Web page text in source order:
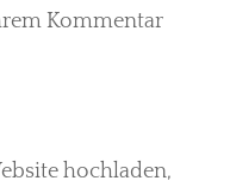
Kommentar
hochladen,